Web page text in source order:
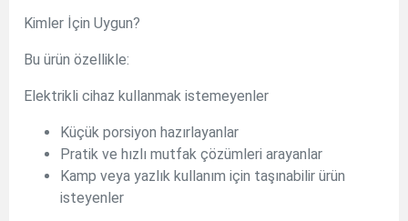
Kimler İçin Uygun?
Bu ürün özellikle:
Elektrikli cihaz kullanmak istemeyenler
Küçük porsiyon hazırlayanlar
Pratik ve hızlı mutfak çözümleri arayanlar
Kamp veya yazlık kullanım için taşınabilir ürün
isteyenler